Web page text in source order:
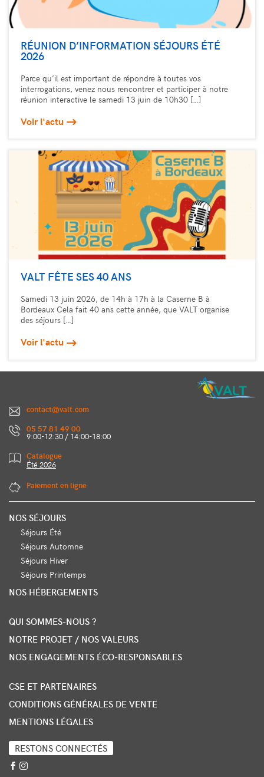
RÉUNION D’INFORMATION SÉJOURS ÉTÉ
2026
Parce qu’il est important de répondre à toutes vos
interrogations, venez nous rencontrer et participer à notre
réunion interactive le samedi 13 juin de 10h30 […]
Voir l'actu
VALT FÊTE SES 40 ANS
Samedi 13 juin 2026, de 14h à 17h à la Caserne B à
Bordeaux Cela fait 40 ans cette année, que VALT organise
des séjours […]
Voir l'actu
contact@valt.com
05 57 81 49 00
9:00-12:30 / 14:00-18:00
Catalogue
Été 2026
Paiement en ligne
NOS SÉJOURS
Séjours Été
Séjours Automne
Séjours Hiver
Séjours Printemps
NOS HÉBERGEMENTS
QUI SOMMES-NOUS ?
NOTRE PROJET / NOS VALEURS
NOS ENGAGEMENTS ÉCO-RESPONSABLES
CSE ET PARTENAIRES
CONDITIONS GÉNÉRALES DE VENTE
MENTIONS LÉGALES
RESTONS CONNECTÉS